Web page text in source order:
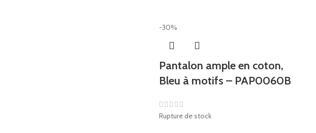
-30%
Pantalon ample en coton,
Bleu à motifs – PAP0060B
Rupture de stock